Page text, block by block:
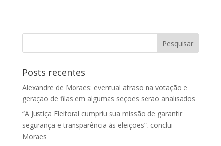
Posts recentes
Alexandre de Moraes: eventual atraso na votação e
geração de filas em algumas seções serão analisados
“A Justiça Eleitoral cumpriu sua missão de garantir
segurança e transparência às eleições”, conclui
Moraes